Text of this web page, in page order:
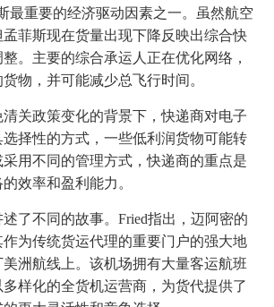
最重要的经济驱动因素之一。虽然航空
菲斯现在货量出现下降反映出综合快
。主要的综合承运人正在优化网络，
物，并可能减少总飞行时间。
关政策变化的背景下，快递商对电子
择性的方式，一些低利润货物可能转
用不同的管理方式，快递商的重点是
效率和盈利能力。
了不同的故事。Fried指出，迈阿密的
为传统货运代理的重要门户的强大地
洲航线上。该机场拥有大量客运航班
样化的全货机运营商，为货代提供了